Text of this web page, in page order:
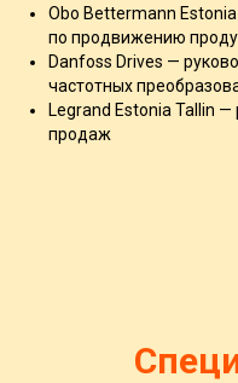
Obo Bettermann
по продвижению
Danfoss Drives —
частотных
Legrand Estonia Tallin —
продаж